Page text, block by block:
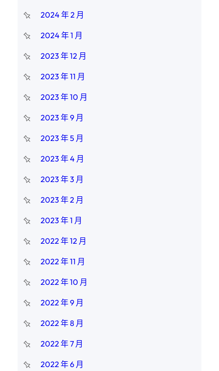
2024 年 2 月
2024 年 1 月
2023 年 12 月
2023 年 11 月
2023 年 10 月
2023 年 9 月
2023 年 5 月
2023 年 4 月
2023 年 3 月
2023 年 2 月
2023 年 1 月
2022 年 12 月
2022 年 11 月
2022 年 10 月
2022 年 9 月
2022 年 8 月
2022 年 7 月
2022 年 6 月